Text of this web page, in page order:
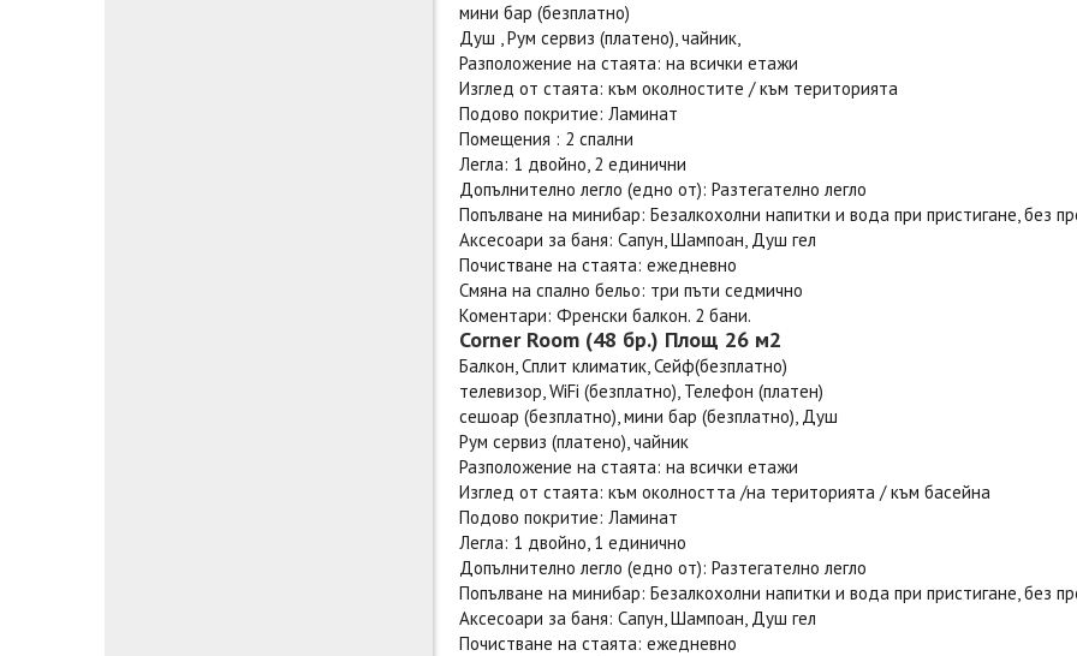
мини бар (безплатно)
Душ , Рум сервиз (платено), чайник,
Разположение на стаята: на всички етажи
Изглед от стаята: към околностите / към територията
Подово покритие: Ламинат
Помещения : 2 спални
Легла: 1 двойно, 2 единични
Допълнително легло (едно от): Разтегателно легло
Попълване на минибар: Безалкохолни напитки и вода при пристигане, без
Аксесоари за баня: Сапун, Шампоан, Душ гел
Почистване на стаята: ежедневно
Смяна на спално бельо: три пъти седмично
Коментари: Френски балкон. 2 бани.
Corner Room (48 бр.) Площ 26 м2
Балкон, Сплит климатик, Сейф(безплатно)
телевизор, WiFi (безплатно), Телефон (платен)
сешоар (безплатно), мини бар (безплатно), Душ
Рум сервиз (платено), чайник
Разположение на стаята: на всички етажи
Изглед от стаята: към околността /на територията / към басейна
Подово покритие: Ламинат
Легла: 1 двойно, 1 единично
Допълнително легло (едно от): Разтегателно легло
Попълване на минибар: Безалкохолни напитки и вода при пристигане, без
Аксесоари за баня: Сапун, Шампоан, Душ гел
Почистване на стаята: ежедневно